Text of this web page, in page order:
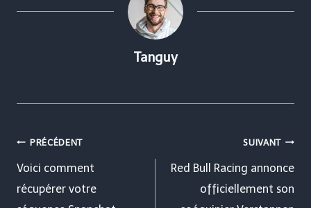
Tanguy
Navigation
de
l’article
PRÉCÉDENT
Voici comment
récupérer votre
SUIVANT
Red Bull Racing annonce
officiellement son